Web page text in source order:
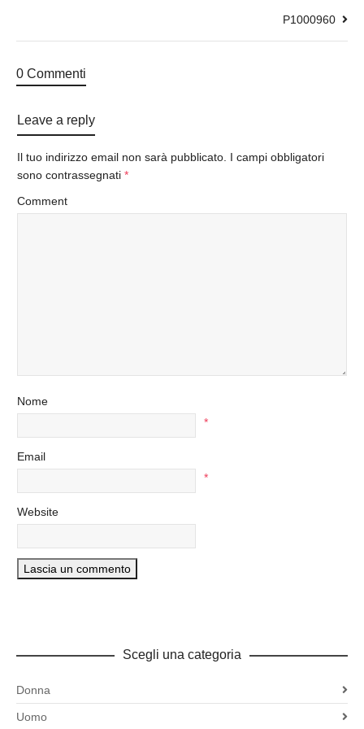
P1000960
0 Commenti
Leave a reply
Il tuo indirizzo email non sarà pubblicato. I campi obbligatori
sono contrassegnati *
Comment
Nome
*
Email
*
Website
Scegli una categoria
Donna
Uomo